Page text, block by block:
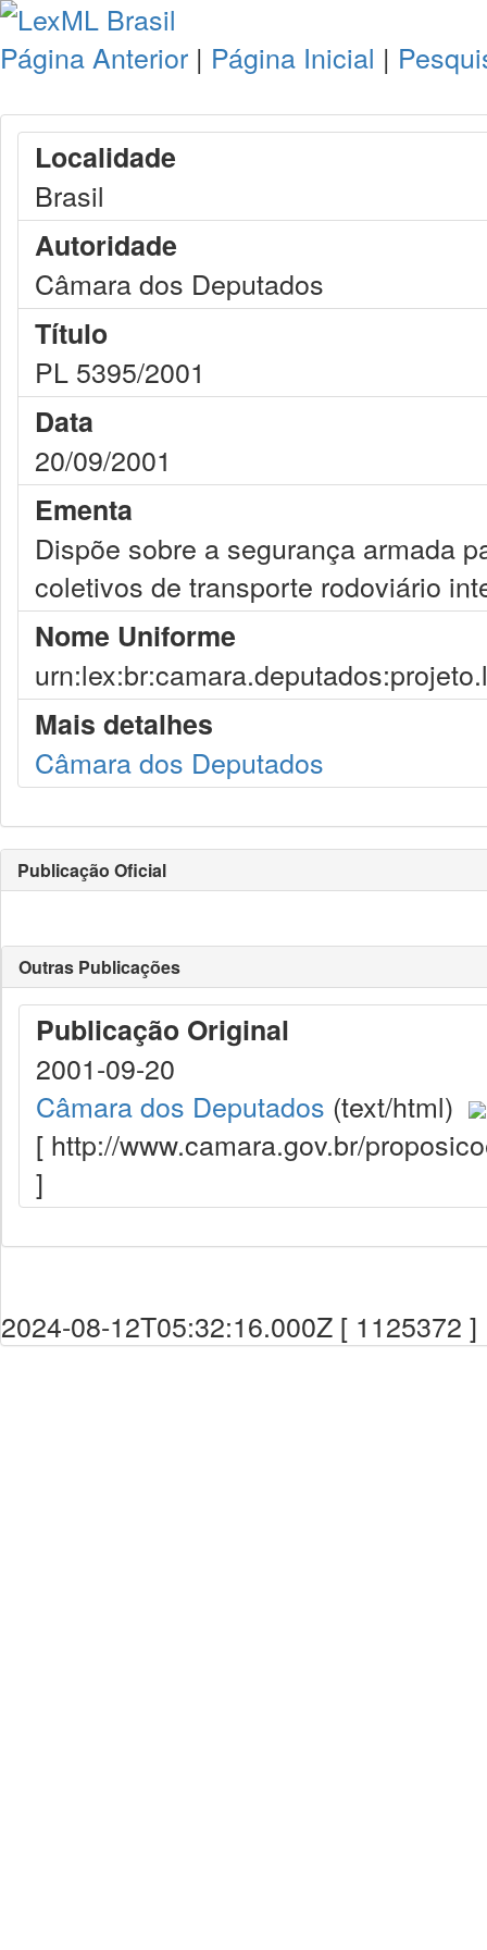
Página Anterior | Página Inicial |
Localidade
Brasil
Autoridade
Câmara dos Deputados
Título
PL 5395/2001
Data
20/09/2001
Ementa
Dispõe sobre a segurança armada
coletivos de transporte rodoviário
Nome Uniforme
Mais detalhes
Câmara dos Deputados
Publicação Oficial
Outras Publicações
Publicação Original
2001-09-20
Câmara dos Deputados (text/html)
[ http://www.camara.gov.br/
]
2024-08-12T05:32:16.000Z [ 1125372 ]